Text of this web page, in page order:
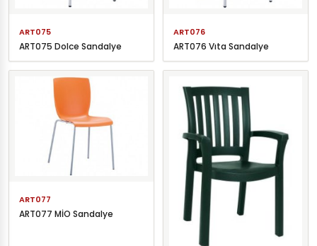
ART075
ART075 Dolce Sandalye
ART076
ART076 Vıta Sandalye
ART077
ART077 MİO Sandalye